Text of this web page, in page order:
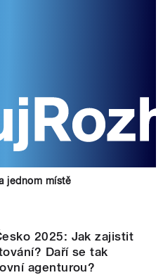
jednom místě
2025: Jak zajistit
Daří se tak
agenturou?